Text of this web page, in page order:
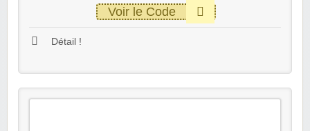
Voir le Code
Détail !